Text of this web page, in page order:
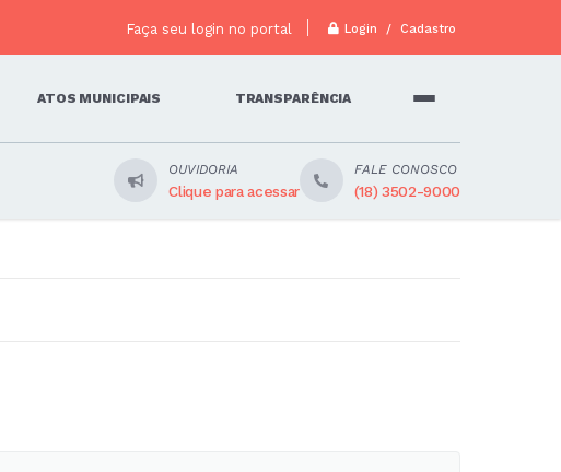
Faça seu login no portal Login / Cadastro
ATOS MUNICIPAIS TRANSPARÊNCIA
OUVIDORIA
Clique para acessar
FALE CONOSCO
(18) 3502-9000